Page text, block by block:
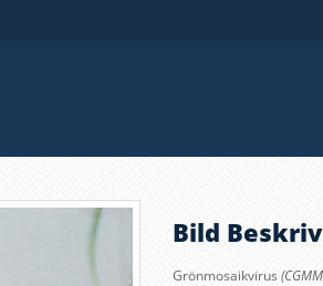
Bild
Grönmosaikvirus